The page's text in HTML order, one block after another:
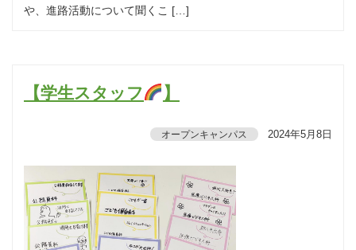
や、進路活動について聞くこ […]
【学生スタッフ 】
オープンキャンパス 2024年5月8日